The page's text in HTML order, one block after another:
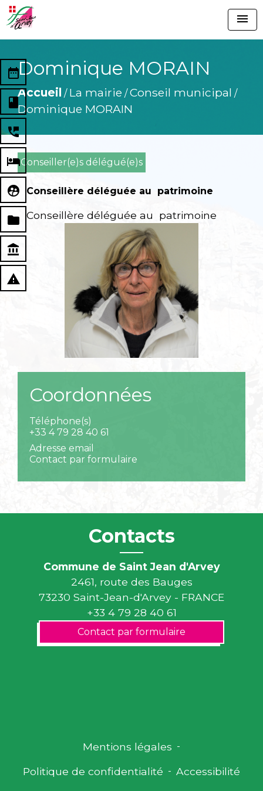
menu
Dominique MORAIN
Accueil / La mairie /Conseil municipal /
Dominique MORAIN
date_range
book
perm_phone_msg
local_hotel
supervised_user_circle
folder
account_balance
report_problem
Conseiller(e)s délégué(e)s
Conseillère déléguée au patrimoine
Conseillère déléguée au patrimoine
Coordonnées
Téléphone(s)
+33 4 79 28 40 61
Adresse email
Contact par formulaire
Contacts
Commune de Saint Jean d'Arvey
2461, route des Bauges
73230 Saint-Jean-d'Arvey - FRANCE
+33 4 79 28 40 61
Contact par formulaire
Mentions légales -
Politique de confidentialité - Accessibilité